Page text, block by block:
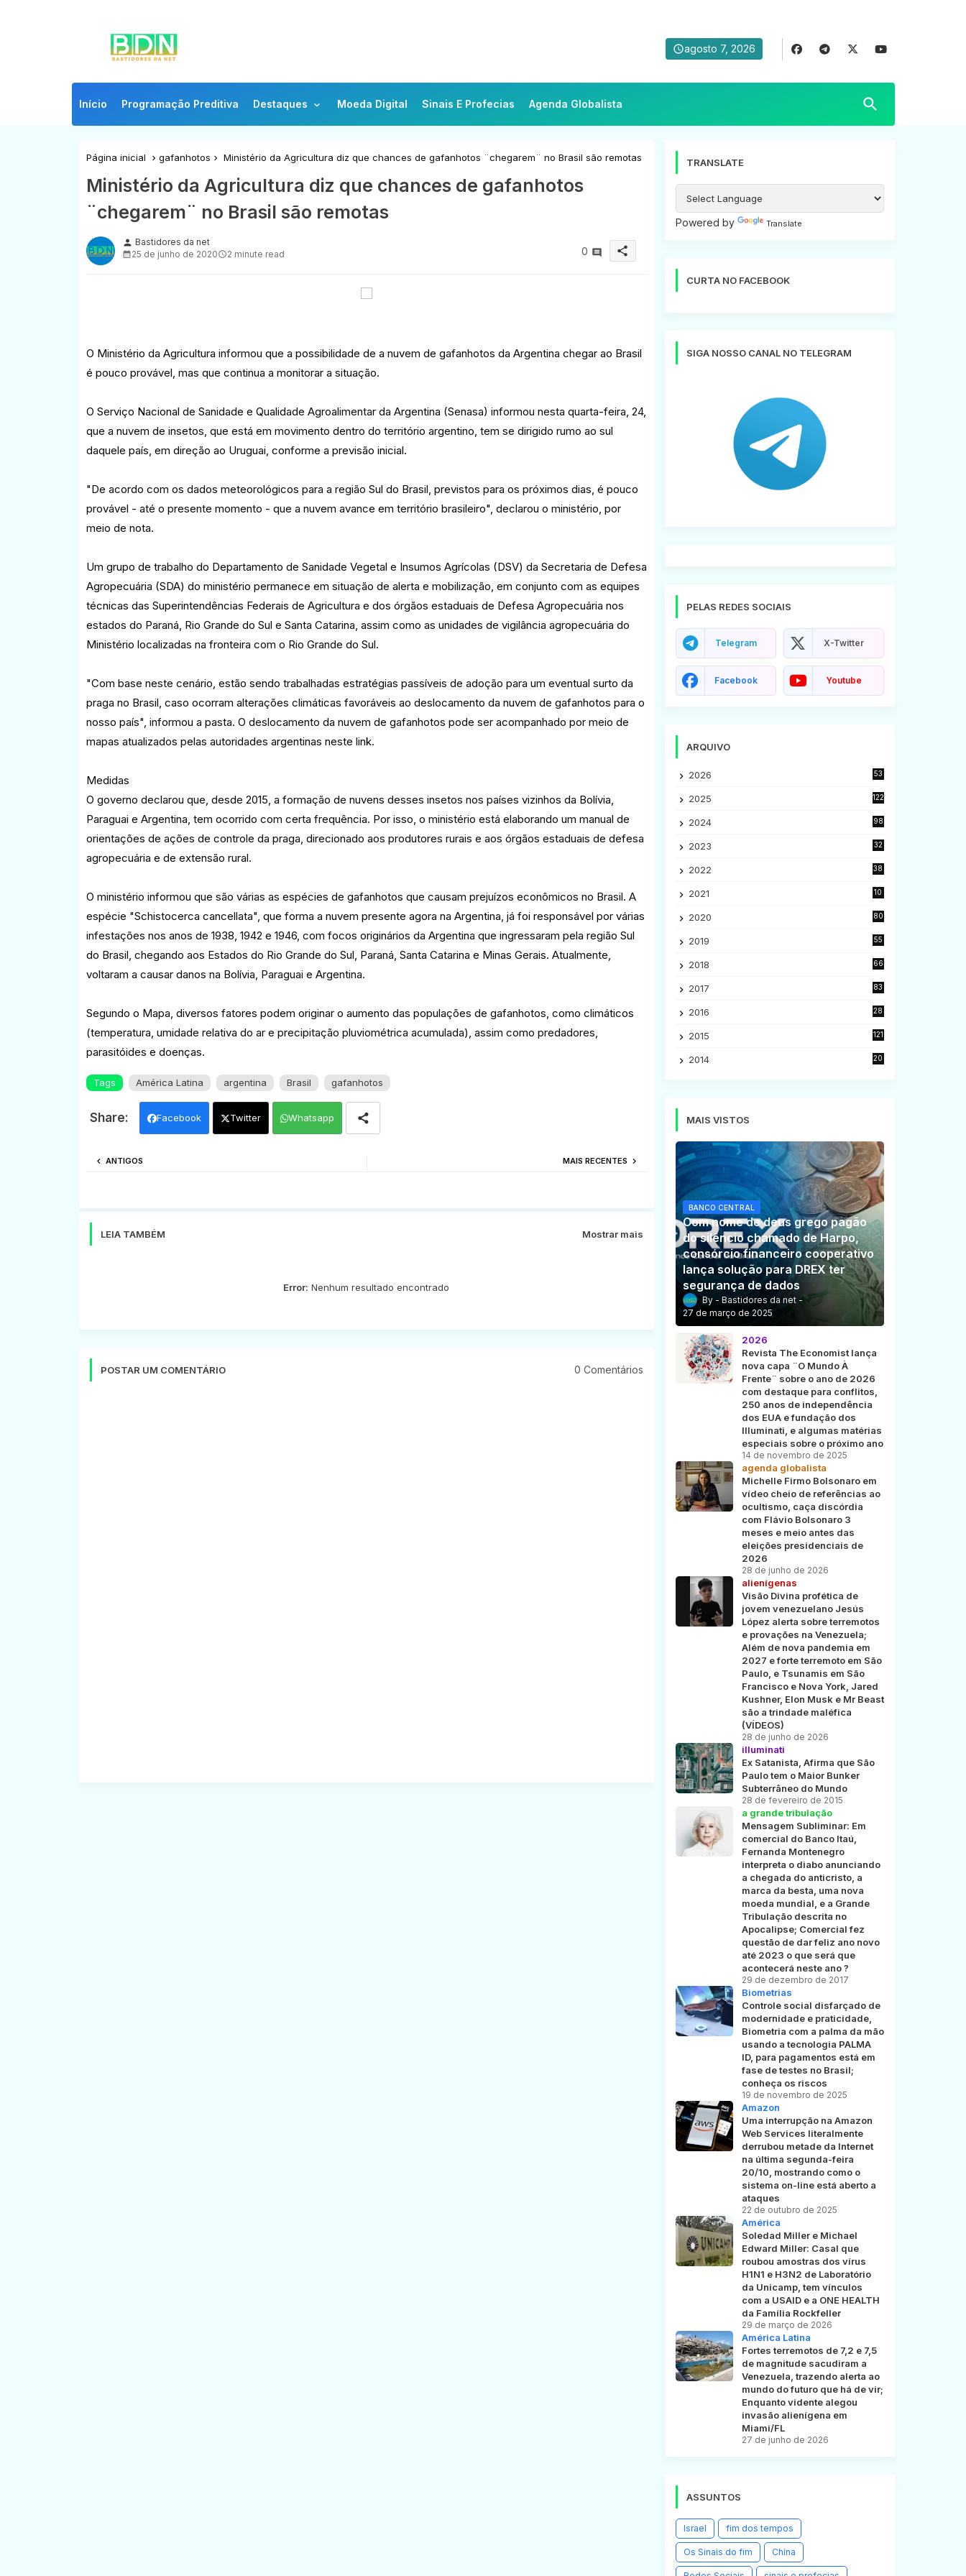
agosto 7, 2026
Início Programação Preditiva Destaques Moeda Digital Sinais E Profecias Agenda Globalista
Página inicial gafanhotos Ministério da Agricultura diz que chances de gafanhotos ¨chegarem¨ no Brasil são remotas
Ministério da Agricultura diz que chances de gafanhotos
¨chegarem¨ no Brasil são remotas
person Bastidores da net
25 de junho de 2020
2 minute read 0 share
O Ministério da Agricultura informou que a possibilidade de a nuvem de gafanhotos da Argentina chegar ao Brasil
é pouco provável, mas que continua a monitorar a situação.
O Serviço Nacional de Sanidade e Qualidade Agroalimentar da Argentina (Senasa) informou nesta quarta-feira, 24,
que a nuvem de insetos, que está em movimento dentro do território argentino, tem se dirigido rumo ao sul
daquele país, em direção ao Uruguai, conforme a previsão inicial.
"De acordo com os dados meteorológicos para a região Sul do Brasil, previstos para os próximos dias, é pouco
provável - até o presente momento - que a nuvem avance em território brasileiro", declarou o ministério, por
meio de nota.
Um grupo de trabalho do Departamento de Sanidade Vegetal e Insumos Agrícolas (DSV) da Secretaria de Defesa
Agropecuária (SDA) do ministério permanece em situação de alerta e mobilização, em conjunto com as equipes
técnicas das Superintendências Federais de Agricultura e dos órgãos estaduais de Defesa Agropecuária nos
estados do Paraná, Rio Grande do Sul e Santa Catarina, assim como as unidades de vigilância agropecuária do
Ministério localizadas na fronteira com o Rio Grande do Sul.
"Com base neste cenário, estão sendo trabalhadas estratégias passíveis de adoção para um eventual surto da
praga no Brasil, caso ocorram alterações climáticas favoráveis ao deslocamento da nuvem de gafanhotos para o
nosso país", informou a pasta. O deslocamento da nuvem de gafanhotos pode ser acompanhado por meio de
mapas atualizados pelas autoridades argentinas neste link.
Medidas
O governo declarou que, desde 2015, a formação de nuvens desses insetos nos países vizinhos da Bolívia,
Paraguai e Argentina, tem ocorrido com certa frequência. Por isso, o ministério está elaborando um manual de
orientações de ações de controle da praga, direcionado aos produtores rurais e aos órgãos estaduais de defesa
agropecuária e de extensão rural.
O ministério informou que são várias as espécies de gafanhotos que causam prejuízos econômicos no Brasil. A
espécie "Schistocerca cancellata", que forma a nuvem presente agora na Argentina, já foi responsável por várias
infestações nos anos de 1938, 1942 e 1946, com focos originários da Argentina que ingressaram pela região Sul
do Brasil, chegando aos Estados do Rio Grande do Sul, Paraná, Santa Catarina e Minas Gerais. Atualmente,
voltaram a causar danos na Bolívia, Paraguai e Argentina.
Segundo o Mapa, diversos fatores podem originar o aumento das populações de gafanhotos, como climáticos
(temperatura, umidade relativa do ar e precipitação pluviométrica acumulada), assim como predadores,
parasitóides e doenças.
Tags América Latina argentina Brasil gafanhotos
Facebook Twitter Whatsapp
MAIS RECENTES
ANTIGOS
LEIA TAMBÉM Mostrar mais
Error: Nenhum resultado encontrado
POSTAR UM COMENTÁRIO 0 Comentários
TRANSLATE
Powered by Translate
CURTA NO FACEBOOK
SIGA NOSSO CANAL NO TELEGRAM
PELAS REDES SOCIAIS
Telegram X-Twitter
Facebook Youtube
ARQUIVO
2026 53
2025 122
2024 98
2023
32
2022
38
2021
10
2020
80
2019
55
2018
66
2017
83
2016
28
2015
121
2014
20
MAIS VISTOS
BANCO CENTRAL
Com nome de deus grego pagão
do silêncio chamado de Harpo,
consórcio financeiro cooperativo
lança solução para DREX ter
segurança de dados
Bastidores da net
27 de março de 2025
2026
Revista The Economist lança
nova capa ¨O Mundo À
Frente¨ sobre o ano de 2026
com destaque para conflitos,
250 anos de independência
dos EUA e fundação dos
Illuminati, e algumas matérias
especiais sobre o próximo ano
14 de novembro de 2025
agenda globalista
Michelle Firmo Bolsonaro em
vídeo cheio de referências ao
ocultismo, caça discórdia
com Flávio Bolsonaro 3
meses e meio antes das
eleições presidenciais de
2026
28 de junho de 2026
alienígenas
Visão Divina profética de
jovem venezuelano Jesús
López alerta sobre terremotos
e provações na Venezuela;
Além de nova pandemia em
2027 e forte terremoto em São
Paulo, e Tsunamis em São
Francisco e Nova York, Jared
Kushner, Elon Musk e Mr Beast
são a trindade maléfica
(VÍDEOS)
28 de junho de 2026
illuminati
Ex Satanista, Afirma que São
Paulo tem o Maior Bunker
Subterrâneo do Mundo
28 de fevereiro de 2015
a grande tribulação
Mensagem Subliminar: Em
comercial do Banco Itaú,
Fernanda Montenegro
interpreta o diabo anunciando
a chegada do anticristo, a
marca da besta, uma nova
moeda mundial, e a Grande
Tribulação descrita no
Apocalipse; Comercial fez
questão de dar feliz ano novo
até 2023 o que será que
acontecerá neste ano ?
29 de dezembro de 2017
Biometrias
Controle social disfarçado de
modernidade e praticidade,
Biometria com a palma da mão
usando a tecnologia PALMA
ID, para pagamentos está em
fase de testes no Brasil;
conheça os riscos
19 de novembro de 2025
Amazon
Uma interrupção na Amazon
Web Services literalmente
derrubou metade da Internet
na última segunda-feira
20/10, mostrando como o
sistema on-line está aberto a
ataques
22 de outubro de 2025
América
Soledad Miller e Michael
Edward Miller: Casal que
roubou amostras dos vírus
H1N1 e H3N2 de Laboratório
da Unicamp, tem vínculos
com a USAID e a ONE HEALTH
da Família Rockfeller
29 de março de 2026
América Latina
Fortes terremotos de 7,2 e 7,5
de magnitude sacudiram a
Venezuela, trazendo alerta ao
mundo do futuro que há de vir;
Enquanto vidente alegou
invasão alienígena em
Miami/FL
27 de junho de 2026
ASSUNTOS
Israel fim dos tempos
Os Sinais do fim China